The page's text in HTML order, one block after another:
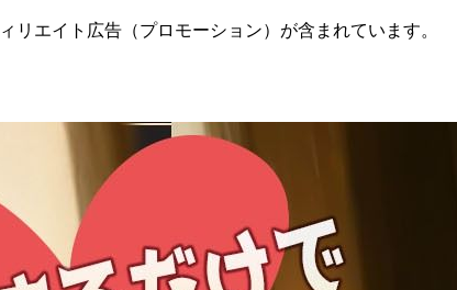
リエイト広告（プロモーション）が含まれています。